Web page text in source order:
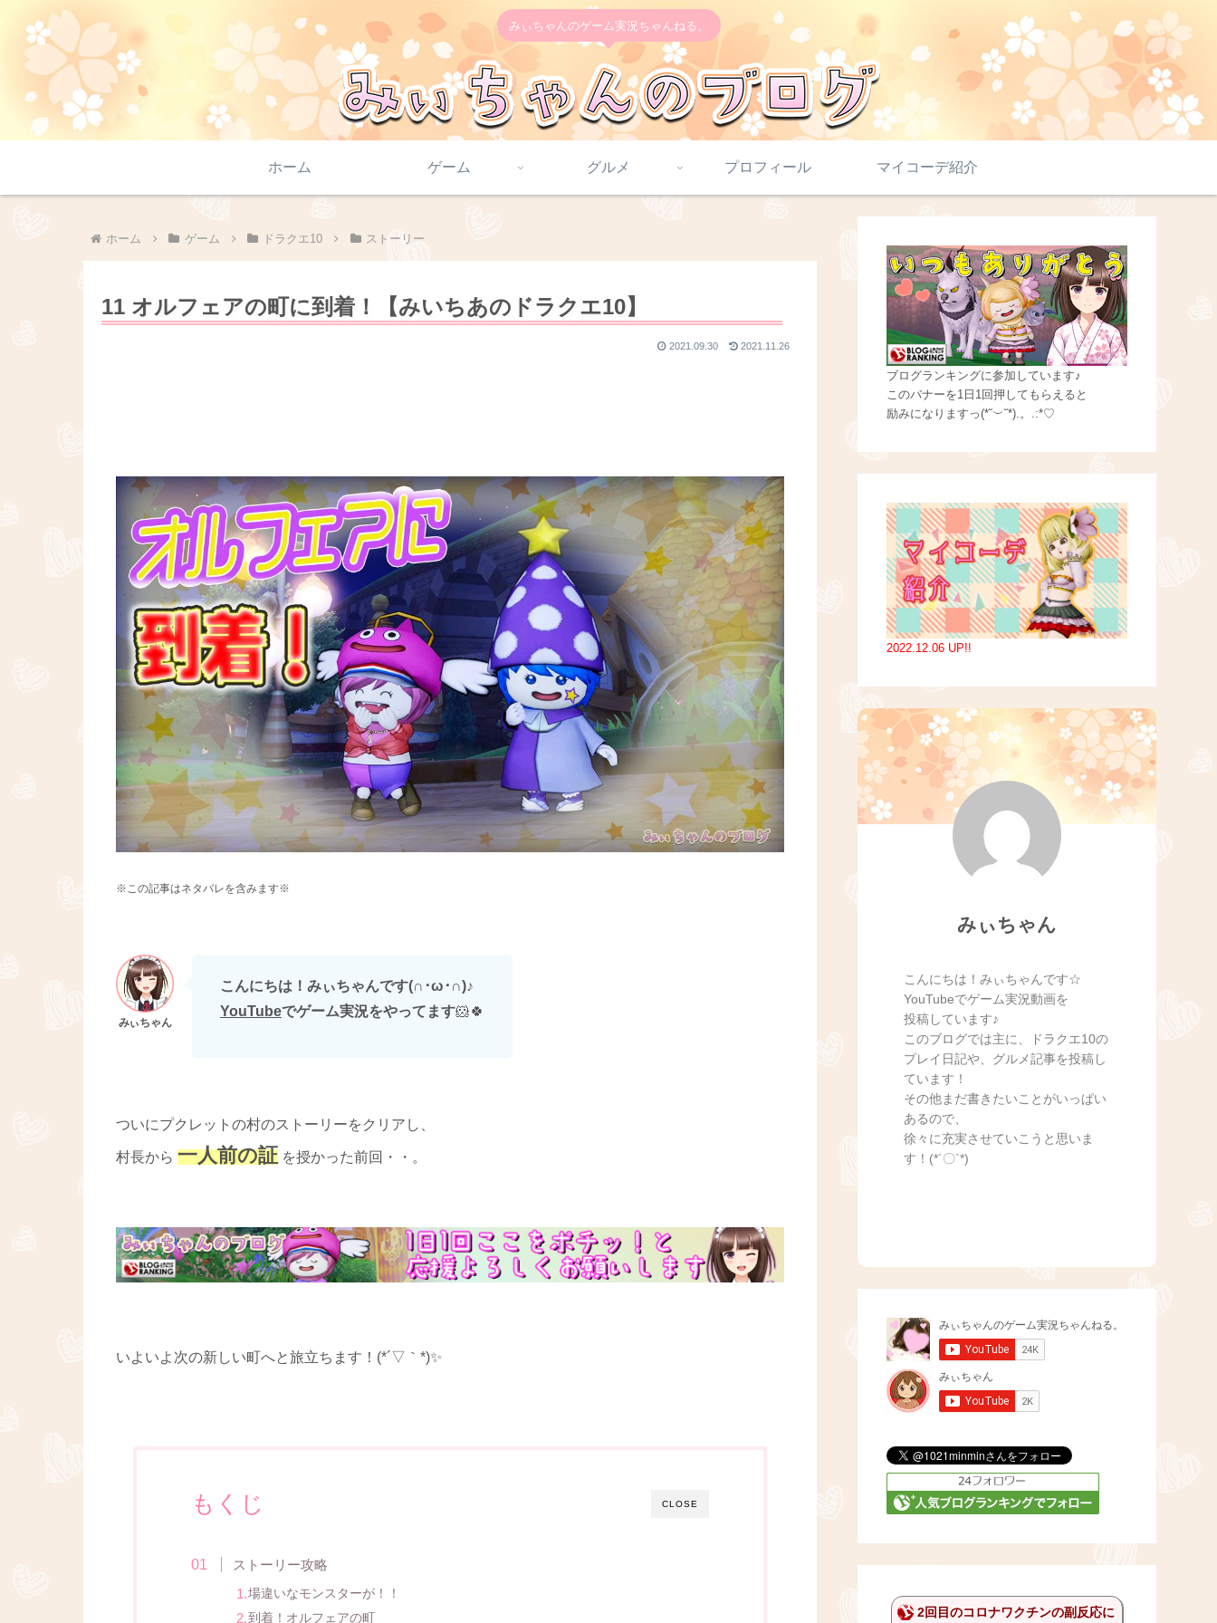
みぃちゃんのゲーム実況ちゃんねる。
ホーム ゲーム グルメ プロフィール マイコーデ紹介
ホーム ゲーム ドラクエ10 ストーリー
11 オルフェアの町に到着！【みいちあのドラクエ10】
2021.09.30 2021.11.26
※この記事はネタバレを含みます※
こんにちは！みぃちゃんです(∩･ω･∩)♪
YouTubeでゲーム実況をやってます🐹🍀
ついにプクレットの村のストーリーをクリアし、
村長から 一人前の証 を授かった前回・・。
いよいよ次の新しい町へと旅立ちます！(*´▽｀*)✨
CLOSE
もくじ
ストーリー攻略
場違いなモンスターが！！
到着！オルフェアの町
ブログランキングに参加しています♪
このバナーを1日1回押してもらえると
励みになりますっ(*˘︶˘*).。.:*♡
2022.12.06 UP!!
みぃちゃん
こんにちは！みぃちゃんです☆
YouTubeでゲーム実況動画を
投稿しています♪
このブログでは主に、ドラクエ10の
プレイ日記や、グルメ記事を投稿し
ています！
その他まだ書きたいことがいっぱい
あるので、
徐々に充実させていこうと思いま
す！(*´〇`*)
2回目のコロナワクチンの副反応に